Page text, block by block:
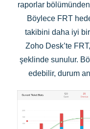
raporlar
Böylece FRT
takibini daha iyi
Zoho Desk’te
şeklinde sunulur.
edebilir, durum